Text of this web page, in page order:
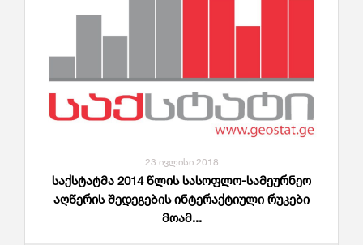
23 ივლისი 2018
საქსტატმა 2014 წლის სასოფლო-სამეურნეო
აღწერის შედეგების ინტერაქტიული რუკები
მოამ...